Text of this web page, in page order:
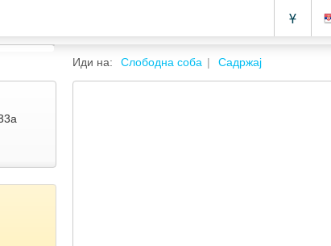
Ұ
Иди на: Слободна соба Садржај